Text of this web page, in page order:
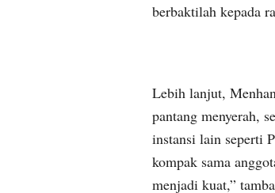
berbaktilah kepada
Lebih lanjut,
pantang menyerah,
instansi lain seperti
kompak sama
menjadi kuat,”